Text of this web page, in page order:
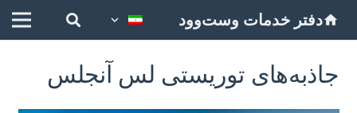
homeدفتر خدمات وست‌وود
جاذبه‌های توریستی لس آنجلس